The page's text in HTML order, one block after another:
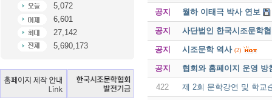
5,072
6,601
27,142
5,690,173
공지 월하 이태극 박사 연보
공지 사단법인 한국시조문학
공지 시조문학 역사 (2)
공지 협회와 홈페이지 운영 방
422 제 2회 문학강연 및 학교